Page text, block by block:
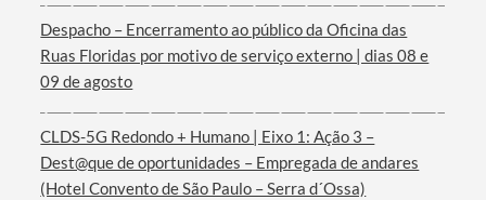
Categorias gerais
Filtros
Despacho – Encerramento ao público da Oficina das
Ruas Floridas por motivo de serviço externo | dias 08 e
09 de agosto
CLDS-5G Redondo + Humano | Eixo 1: Ação 3 –
Dest@que de oportunidades – Empregada de andares
(Hotel Convento de São Paulo – Serra d´Ossa)